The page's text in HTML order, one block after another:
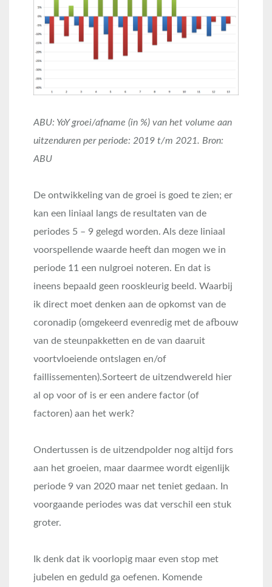
ABU: YoY groei/afname (in %) van het volume aan
uitzenduren per periode: 2019 t/m 2021. Bron:
ABU
De ontwikkeling van de groei is goed te zien; er
kan een liniaal langs de resultaten van de
periodes 5 – 9 gelegd worden. Als deze liniaal
voorspellende waarde heeft dan mogen we in
periode 11 een nulgroei noteren. En dat is
ineens bepaald geen rooskleurig beeld. Waarbij
ik direct moet denken aan de opkomst van de
coronadip (omgekeerd evenredig met de afbouw
van de steunpakketten en de van daaruit
voortvloeiende ontslagen en/of
faillissementen).Sorteert de uitzendwereld hier
al op voor of is er een andere factor (of
factoren) aan het werk?
Ondertussen is de uitzendpolder nog altijd fors
aan het groeien, maar daarmee wordt eigenlijk
periode 9 van 2020 maar net teniet gedaan. In
voorgaande periodes was dat verschil een stuk
groter.
Ik denk dat ik voorlopig maar even stop met
jubelen en geduld ga oefenen. Komende